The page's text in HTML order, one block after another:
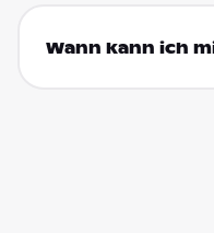
Wann kann ich